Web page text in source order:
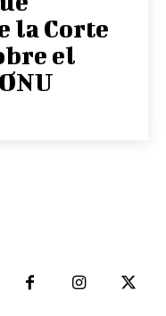
la Corte
el